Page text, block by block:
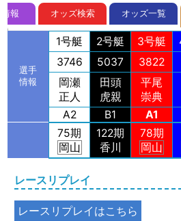
報 オッズ検索 オッズ一覧
選手
情報
1号艇 2号艇 3号艇
3746
5037 3822
岡瀬
正人
田頭
虎親
平尾
崇典
A2
B1 A1
75期
岡山
122期
香川
78期
岡山
レースリプレイ
レースリプレイはこちら